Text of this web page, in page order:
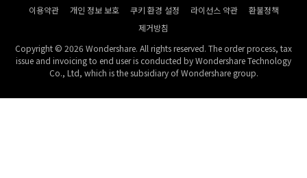
이용약관 개인 정보 보호 쿠키 환경 설정 라이선스 약관
환불정책
제거방침
Copyright © 2026 Wondershare. All rights reserved. The order process, tax
issue and invoicing to end user is conducted by Wondershare Technology
Co., Ltd, which is the subsidiary of Wondershare group.